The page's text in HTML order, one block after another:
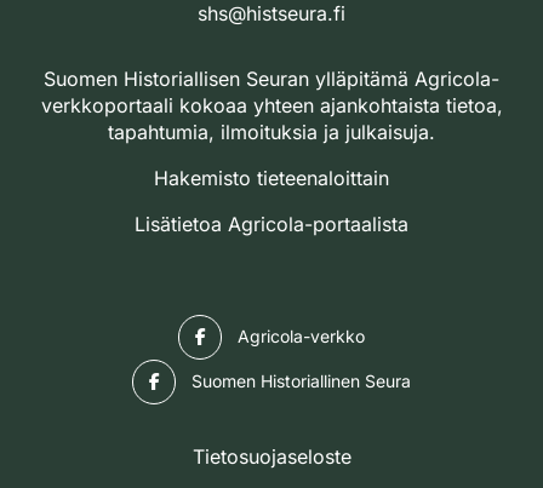
shs@histseura.fi
Suomen Historiallisen Seuran ylläpitämä Agricola-
verkkoportaali kokoaa yhteen ajankohtaista tietoa,
tapahtumia, ilmoituksia ja julkaisuja.
Hakemisto tieteenaloittain
Lisätietoa Agricola-portaalista
Agricola-verkko
Suomen Historiallinen Seura
Tietosuojaseloste